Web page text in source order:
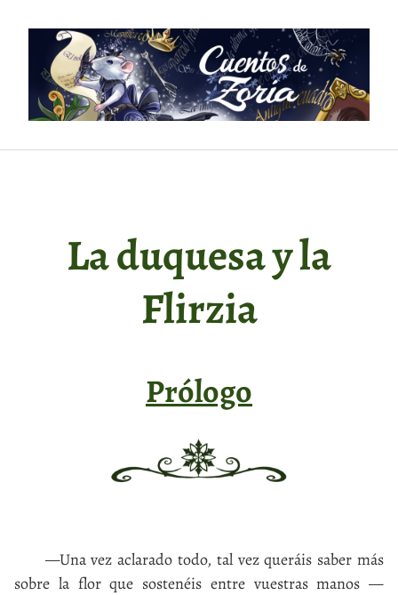
contenido
La duquesa y la
Flirzia
Prólogo
—Una vez aclarado todo, tal vez queráis saber más
sobre la flor que sostenéis entre vuestras manos —